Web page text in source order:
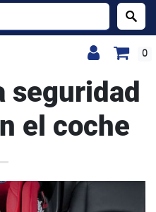
0
seguridad
el coche